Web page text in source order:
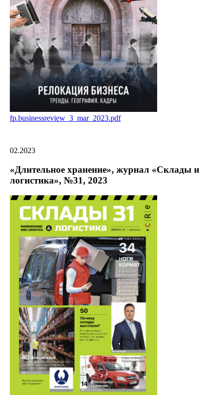
fp.businessreview_3_mar_2023.pdf
02.2023
«Длительное хранение», журнал «Склады и
логистика», №31, 2023